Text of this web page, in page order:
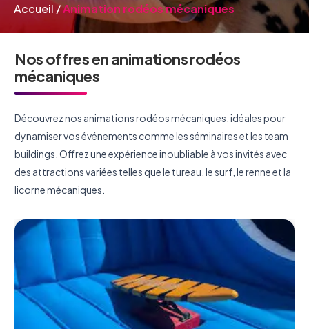
Accueil /Animation rodéos mécaniques
Nos offres en animations rodéos
mécaniques
Découvrez nos animations rodéos mécaniques, idéales pour
dynamiser vos événements comme les séminaires et les team
buildings. Offrez une expérience inoubliable à vos invités avec
des attractions variées telles que le tureau, le surf, le renne et la
licorne mécaniques.